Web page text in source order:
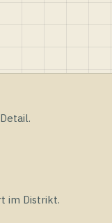
im Distrikt.